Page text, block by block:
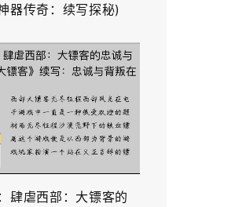
器传奇：续写探秘)
肆虐西部：大镖客的